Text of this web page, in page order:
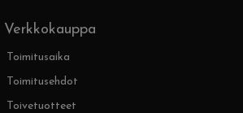
Verkkokauppa
Toimitusaika
Toimitusehdot
Toivetuotteet